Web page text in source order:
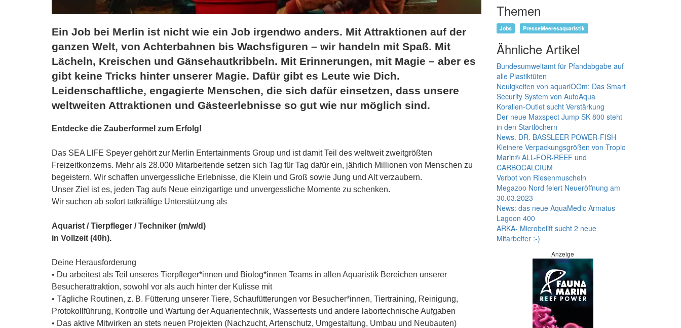
Ein Job bei Merlin ist nicht wie ein Job irgendwo anders. Mit Attraktionen auf der
ganzen Welt, von Achterbahnen bis Wachsfiguren – wir handeln mit Spaß. Mit
Lächeln, Kreischen und Gänsehautkribbeln. Mit Erinnerungen, mit Magie – aber es
gibt keine Tricks hinter unserer Magie. Dafür gibt es Leute wie Dich.
Leidenschaftliche, engagierte Menschen, die sich dafür einsetzen, dass unsere
weltweiten Attraktionen und Gästeerlebnisse so gut wie nur möglich sind.
Entdecke die Zauberformel zum Erfolg!
Das SEA LIFE Speyer gehört zur Merlin Entertainments Group und ist damit Teil des weltweit zweitgrößten
Freizeitkonzerns. Mehr als 28.000 Mitarbeitende setzen sich Tag für Tag dafür ein, jährlich Millionen von Menschen zu
begeistern. Wir schaffen unvergessliche Erlebnisse, die Klein und Groß sowie Jung und Alt verzaubern.
Unser Ziel ist es, jeden Tag aufs Neue einzigartige und unvergessliche Momente zu schenken.
Wir suchen ab sofort tatkräftige Unterstützung als
Aquarist / Tierpfleger / Techniker (m/w/d)
in Vollzeit (40h).
Deine Herausforderung
• Du arbeitest als Teil unseres Tierpfleger*innen und Biolog*innen Teams in allen Aquaristik Bereichen unserer
Besucherattraktion, sowohl vor als auch hinter der Kulisse mit
• Tägliche Routinen, z. B. Fütterung unserer Tiere, Schaufütterungen vor Besucher*innen, Tiertraining, Reinigung,
Protokollführung, Kontrolle und Wartung der Aquarientechnik, Wassertests und andere labortechnische Aufgaben
• Das aktive Mitwirken an stets neuen Projekten (Nachzucht, Artenschutz, Umgestaltung, Umbau und Neubauten)
Themen
Jobs PresseMeeresaquaristik
Ähnliche Artikel
Bundesumweltamt für Pfandabgabe auf
alle Plastiktüten
Neuigkeiten von aquariOOm: Das Smart
Security System von AutoAqua
Korallen-Outlet sucht Verstärkung
Der neue Maxspect Jump SK 800 steht
in den Startlöchern
News. DR. BASSLEER POWER-FISH
Kleinere Verpackungsgrößen von Tropic
Marin® ALL-FOR-REEF und
CARBOCALCIUM
Verbot von Riesenmuscheln
Megazoo Nord feiert Neueröffnung am
30.03.2023
News: das neue AquaMedic Armatus
Lagoon 400
ARKA- Microbelift sucht 2 neue
Mitarbeiter :-)
Anzeige